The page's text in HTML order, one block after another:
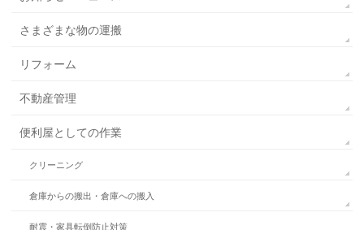
さまざまな物の運搬
リフォーム
不動産管理
便利屋としての作業
クリーニング
倉庫からの搬出・倉庫への搬入
耐震・家具転倒防止対策